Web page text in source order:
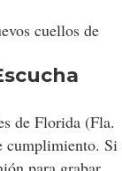
cuellos de
de Florida (Fla.
cumplimiento. Si